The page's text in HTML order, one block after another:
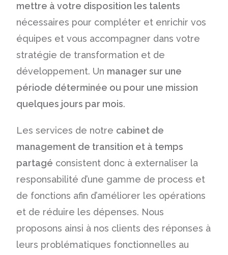
mettre à votre disposition les talents
nécessaires pour compléter et enrichir vos
équipes et vous accompagner dans votre
stratégie de transformation et de
développement. Un manager sur une
période déterminée ou pour une mission
quelques jours par mois.
Les services de notre cabinet de
management de transition et à temps
partagé consistent donc à externaliser la
responsabilité d’une gamme de process et
de fonctions afin d’améliorer les opérations
et de réduire les dépenses. Nous
proposons ainsi à nos clients des réponses à
leurs problématiques fonctionnelles au